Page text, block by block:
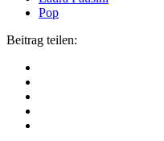
Pop
Beitrag teilen: